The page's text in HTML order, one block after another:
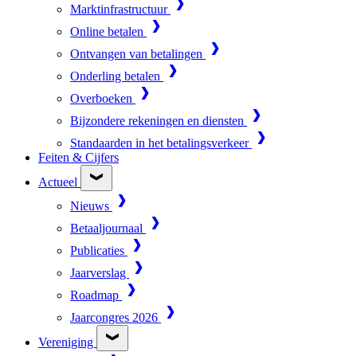
Marktinfrastructuur
Online betalen
Ontvangen van betalingen
Onderling betalen
Overboeken
Bijzondere rekeningen en diensten
Standaarden in het betalingsverkeer
Feiten & Cijfers
Actueel
Nieuws
Betaaljournaal
Publicaties
Jaarverslag
Roadmap
Jaarcongres 2026
Vereniging